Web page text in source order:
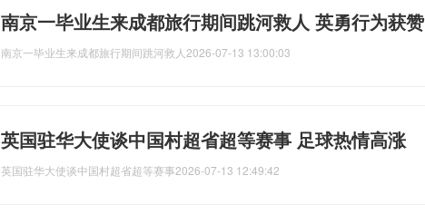
南京一毕业生来成都旅行期间跳河救人 英勇行为获赞
南京一毕业生来成都旅行期间跳河救人 2026-07-13 13:00:03
英国驻华大使谈中国村超省超等赛事 足球热情高涨
英国驻华大使谈中国村超省超等赛事2026-07-13 12:49:42